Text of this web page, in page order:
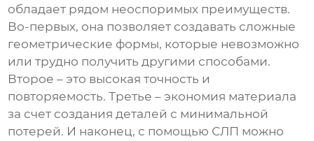
обладает рядом неоспоримых преимуществ.
Во-первых, она позволяет создавать сложные
геометрические формы, которые невозможно
или трудно получить другими способами.
Второе – это высокая точность и
повторяемость. Третье – экономия материала
за счет создания деталей с минимальной
потерей. И наконец, с помощью СЛП можно